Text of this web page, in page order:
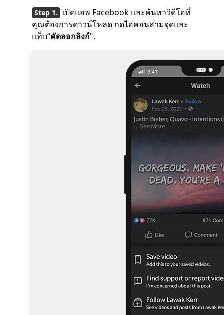
เปิดแอพ Facebook และค้นหาวิดีโอที่
คุณต้องการดาวน์โหลด กดไอคอนสามจุดและ
แท็บ“คัดลอกลิงก์".